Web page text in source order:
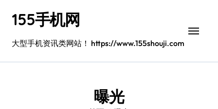
155手机网
大型手机资讯类网站！ https://www.155shouji.com
曝光